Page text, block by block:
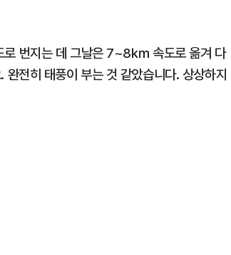
번지는 데 그날은 7~8㎞ 속도로 옮겨 다
전히 태풍이 부는 것 같았습니다. 상상하지